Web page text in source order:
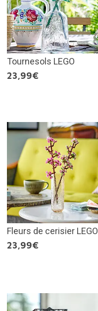
Tournesols LEGO
23,99€
Fleurs de cerisier LEGO
23,99€